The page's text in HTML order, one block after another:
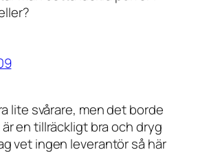
lite svårare, men det borde
en tillräckligt bra och dryg
vet ingen leverantör så här